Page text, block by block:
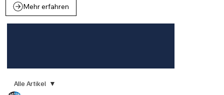
Mehr erfahren
Alle Artikel